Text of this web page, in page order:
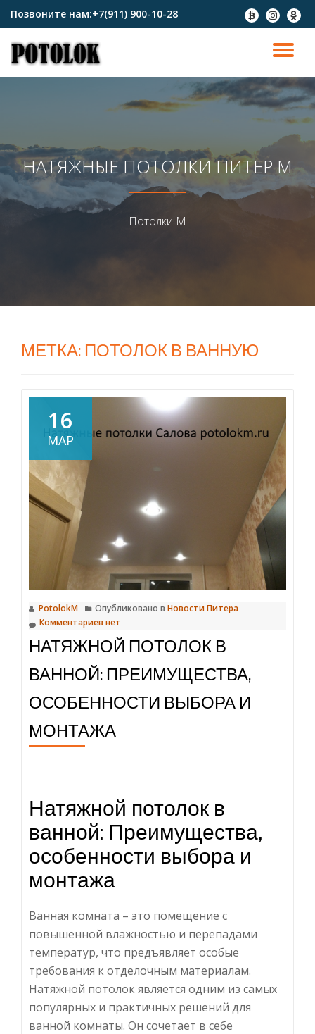
содержимому
Позвоните нам:+7(911) 900-10-28
fa-
btc
fa-
instagram
fa-
НАТЯЖНЫЕ ПОТОЛКИ ПИТЕР М
Потолки М
МЕТКА: ПОТОЛОК В ВАННУЮ
16
МАР
PotolokM Опубликовано в Новости Питера
Комментариев нет
НАТЯЖНОЙ ПОТОЛОК В
ВАННОЙ: ПРЕИМУЩЕСТВА,
ОСОБЕННОСТИ ВЫБОРА И
МОНТАЖА
Натяжной потолок в
ванной: Преимущества,
особенности выбора и
монтажа
Ванная комната – это помещение с
повышенной влажностью и перепадами
температур, что предъявляет особые
требования к отделочным материалам.
Натяжной потолок является одним из самых
популярных и практичных решений для
ванной комнаты. Он сочетает в себе